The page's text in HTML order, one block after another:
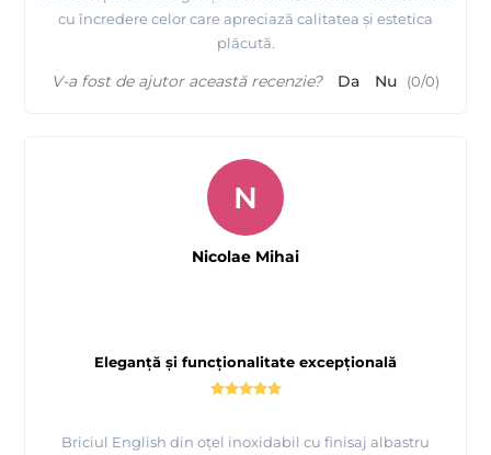
cu încredere celor care apreciază calitatea și estetica
plăcută.
V-a fost de ajutor această recenzie? Da Nu (0/0)
Eleganță și funcționalitate excepțională
Briciul English din oțel inoxidabil cu finisaj albastru
N
Nicolae Mihai